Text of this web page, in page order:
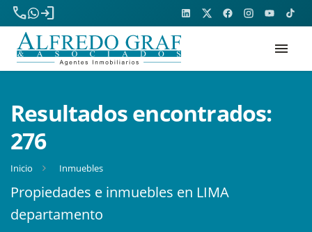
phone
login
menu
Resultados encontrados:
276
Inicio Inmuebles
Propiedades e inmuebles en LIMA
departamento